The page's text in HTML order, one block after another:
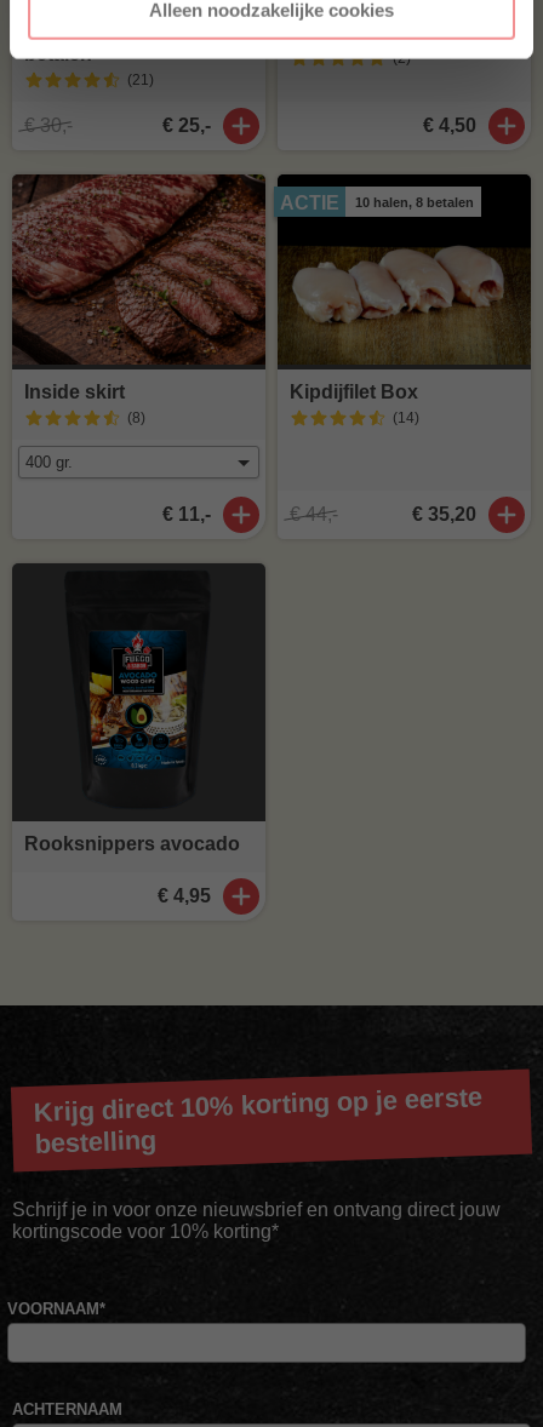
Alleen noodzakelijke cookies
Angus burger, 6 halen 5
betalen
(21)
€ 30,- € 25,-
Soepvlees
(2)
€ 4,50
Inside skirt
(8)
€ 11,-
ACTIE 10 halen, 8 betalen
Kipdijfilet Box
(14)
€ 44,- € 35,20
Rooksnippers avocado
€ 4,95
Krijg direct 10% korting op je eerste
bestelling
Schrijf je in voor onze nieuwsbrief en ontvang direct jouw
kortingscode voor 10% korting*
VOORNAAM*
ACHTERNAAM